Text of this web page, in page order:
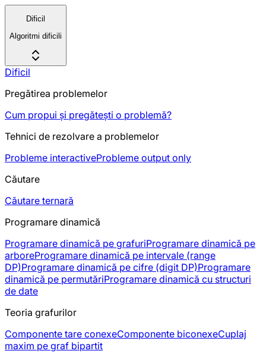
Dificil
Algoritmi dificili
Dificil
Pregătirea problemelor
Cum propui și pregătești o problemă?
Tehnici de rezolvare a problemelor
Probleme interactiveProbleme output only
Căutare
Căutare ternară
Programare dinamică
Programare dinamică pe grafuriProgramare dinamică pe
arboreProgramare dinamică pe intervale (range
DP)Programare dinamică pe cifre (digit DP)Programare
dinamică pe permutăriProgramare dinamică cu structuri
de date
Teoria grafurilor
Componente tare conexeComponente biconexeCuplaj
maxim pe graf bipartit